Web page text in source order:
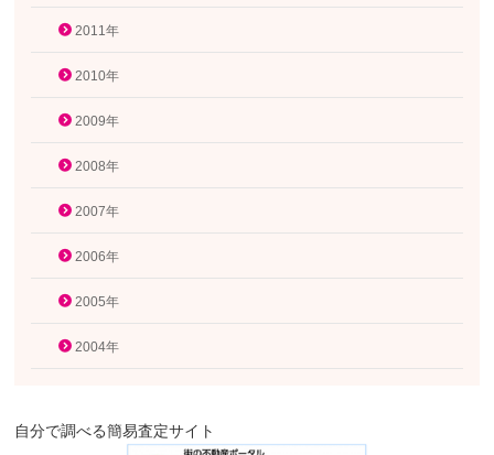
2011年
2010年
2009年
2008年
2007年
2006年
2005年
2004年
自分で調べる簡易査定サイト